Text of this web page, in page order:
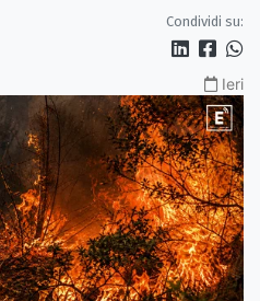
Condividi su:
Ieri